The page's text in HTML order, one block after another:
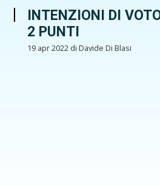
INTENZIONI DI
2 PUNTI
19 apr 2022 di Davide Di Blasi